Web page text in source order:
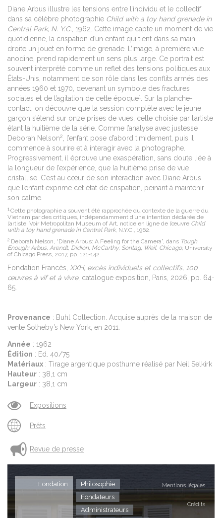
Diane Arbus illustre les tensions entre l’individu et le collectif
dans sa célèbre photographie Child with a toy hand grenade in
Central Park, N. Y.C., 1962. Cette image capte un moment de vie
quotidienne, la crispation d’un enfant qui tient dans sa main
droite un jouet en forme de grenade. L’image, à première vue
anodine, prend rapidement un sens plus large. Ce portrait est
souvent interprété comme un reflet des tensions politiques aux
États-Unis, notamment de son rôle dans les conflits armés des
années 1960 et 1970, devenant un symbole des fractures
sociales et de l’agitation de cette époque1. Sur la planche-
contact, on découvre que la session complète avec le jeune
garçon s’étend sur onze prises de vues, celle choisie par l’artiste
étant la huitième de la série. Comme l’analyse avec justesse
Deborah Nelson2, l’enfant pose d’abord timidement, puis il
commence à sourire et à interagir avec la photographe.
Progressivement, il éprouve une exaspération, sans doute liée à
la longueur de l’expérience, que la huitième prise de vue
cristallise. C’est au cœur de son interaction avec Diane Arbus
que l’enfant exprime cet état de crispation, peinant à maintenir
son calme.
1 Cette photographie a souvent été rapprochée du contexte de la guerre du
Vietnam par des critiques, indépendamment d’une intention déclarée de
l’artiste. Voir Metropolitan Museum of Art, notice en ligne de l’œuvre Child
with a toy hand grenade in Central Park, N.Y.C., 1962.
2 Deborah Nelson, “Diane Arbus: A Feeling for the Camera”, dans Tough
Enough: Arbus, Arendt, Didion, McCarthy, Sontag, Weil, Chicago, University
of Chicago Press, 2017, pp. 121-142.
Fondation Francès, XXH, excès individuels et collectifs, 100
œuvres à vif et à vivre, catalogue exposition, Paris, 2026, pp. 64-
65.
Provenance : Buhl Collection. Acquise auprès de la maison de
vente Sotheby’s New York, en 2011.
Année : 1962
Édition : Ed. 40/75
Matériaux : Tirage argentique posthume réalisé par Neil Selkirk
Hauteur : 38,1 cm
Largeur : 38,1 cm
Expositions
Prêts
Revue de presse
Mentions légales
Crédits
Fondation
Philosophie
Fondateurs
Administrateurs